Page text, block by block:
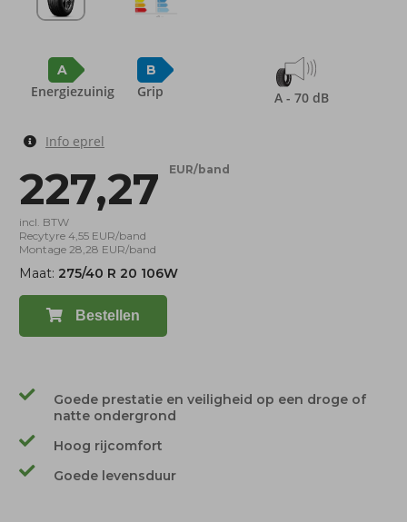
A
Energiezuinig
B
Grip A - 70 dB
Info eprel
227,27 EUR/band
incl. BTW
Recytyre 4,55 EUR/band
Montage 28,28 EUR/band
Maat: 275/40 R 20 106W
Bestellen
Goede prestatie en veiligheid op een droge of
natte ondergrond
Hoog rijcomfort
Goede levensduur